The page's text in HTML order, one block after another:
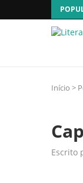
Início >
Escrito